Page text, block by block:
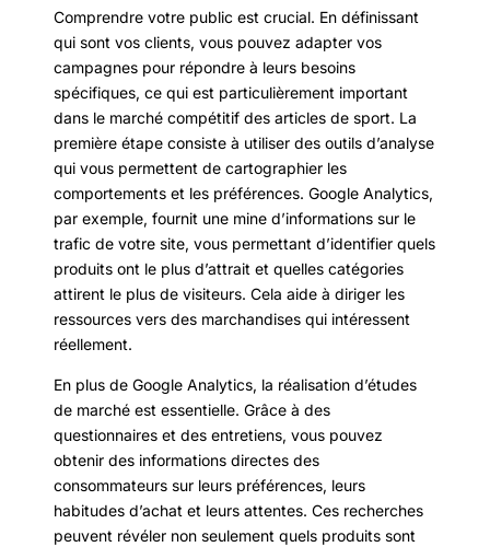
Comprendre votre public est crucial. En définissant
qui sont vos clients, vous pouvez adapter vos
campagnes pour répondre à leurs besoins
spécifiques, ce qui est particulièrement important
dans le marché compétitif des articles de sport. La
première étape consiste à utiliser des outils d’analyse
qui vous permettent de cartographier les
comportements et les préférences. Google Analytics,
par exemple, fournit une mine d’informations sur le
trafic de votre site, vous permettant d’identifier quels
produits ont le plus d’attrait et quelles catégories
attirent le plus de visiteurs. Cela aide à diriger les
ressources vers des marchandises qui intéressent
réellement.
En plus de Google Analytics, la réalisation d’études
de marché est essentielle. Grâce à des
questionnaires et des entretiens, vous pouvez
obtenir des informations directes des
consommateurs sur leurs préférences, leurs
habitudes d’achat et leurs attentes. Ces recherches
peuvent révéler non seulement quels produits sont